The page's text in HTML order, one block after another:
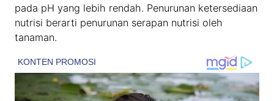
pada pH yang lebih rendah. Penurunan ketersediaan
nutrisi berarti penurunan serapan nutrisi oleh
tanaman.